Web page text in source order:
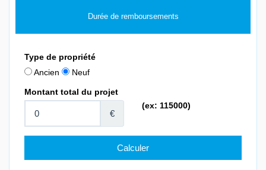
Durée de remboursements